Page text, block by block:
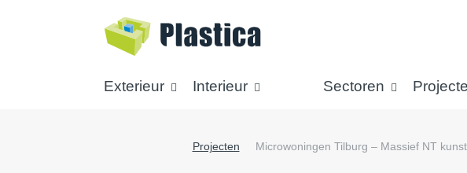
Exterieur Interieur Sectoren
Projecten Microwoningen Tilburg – Massief NT